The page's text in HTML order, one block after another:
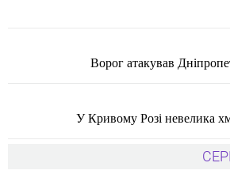
Ворог атакував
У Кривому Розі невелика